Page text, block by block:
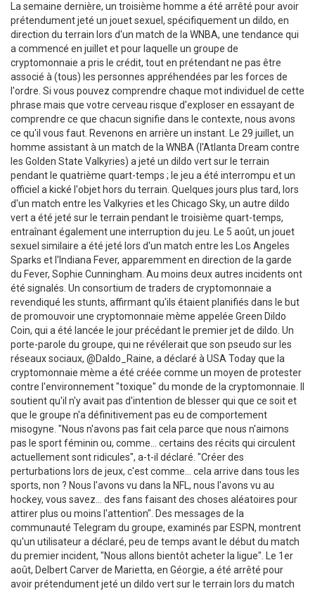
La semaine dernière, un troisième homme a été arrêté pour avoir
prétendument jeté un jouet sexuel, spécifiquement un dildo, en
direction du terrain lors d'un match de la WNBA, une tendance qui
a commencé en juillet et pour laquelle un groupe de
cryptomonnaie a pris le crédit, tout en prétendant ne pas être
associé à (tous) les personnes appréhendées par les forces de
l'ordre. Si vous pouvez comprendre chaque mot individuel de cette
phrase mais que votre cerveau risque d'exploser en essayant de
comprendre ce que chacun signifie dans le contexte, nous avons
ce qu'il vous faut. Revenons en arrière un instant. Le 29 juillet, un
homme assistant à un match de la WNBA (l'Atlanta Dream contre
les Golden State Valkyries) a jeté un dildo vert sur le terrain
pendant le quatrième quart-temps ; le jeu a été interrompu et un
officiel a kické l'objet hors du terrain. Quelques jours plus tard, lors
d'un match entre les Valkyries et les Chicago Sky, un autre dildo
vert a été jeté sur le terrain pendant le troisième quart-temps,
entraînant également une interruption du jeu. Le 5 août, un jouet
sexuel similaire a été jeté lors d'un match entre les Los Angeles
Sparks et l'Indiana Fever, apparemment en direction de la garde
du Fever, Sophie Cunningham. Au moins deux autres incidents ont
été signalés. Un consortium de traders de cryptomonnaie a
revendiqué les stunts, affirmant qu'ils étaient planifiés dans le but
de promouvoir une cryptomonnaie mème appelée Green Dildo
Coin, qui a été lancée le jour précédant le premier jet de dildo. Un
porte-parole du groupe, qui ne révélerait que son pseudo sur les
réseaux sociaux, @Daldo_Raine, a déclaré à USA Today que la
cryptomonnaie mème a été créée comme un moyen de protester
contre l'environnement "toxique" du monde de la cryptomonnaie. Il
soutient qu'il n'y avait pas d'intention de blesser qui que ce soit et
que le groupe n'a définitivement pas eu de comportement
misogyne. "Nous n'avons pas fait cela parce que nous n'aimons
pas le sport féminin ou, comme... certains des récits qui circulent
actuellement sont ridicules", a-t-il déclaré. "Créer des
perturbations lors de jeux, c'est comme... cela arrive dans tous les
sports, non ? Nous l'avons vu dans la NFL, nous l'avons vu au
hockey, vous savez... des fans faisant des choses aléatoires pour
attirer plus ou moins l'attention". Des messages de la
communauté Telegram du groupe, examinés par ESPN, montrent
qu'un utilisateur a déclaré, peu de temps avant le début du match
du premier incident, "Nous allons bientôt acheter la ligue". Le 1er
août, Delbert Carver de Marietta, en Géorgie, a été arrêté pour
avoir prétendument jeté un dildo vert sur le terrain lors du match